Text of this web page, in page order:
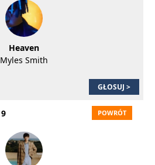
Heaven
Myles Smith
GŁOSUJ >
9